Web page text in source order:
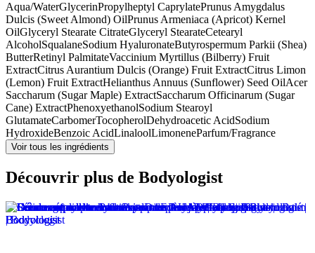
Aqua/WaterGlycerinPropylheptyl CaprylatePrunus Amygdalus
Dulcis (Sweet Almond) OilPrunus Armeniaca (Apricot) Kernel
OilGlyceryl Stearate CitrateGlyceryl StearateCetearyl
AlcoholSqualaneSodium HyaluronateButyrospermum Parkii (Shea)
ButterRetinyl PalmitateVaccinium Myrtillus (Bilberry) Fruit
ExtractCitrus Aurantium Dulcis (Orange) Fruit ExtractCitrus Limon
(Lemon) Fruit ExtractHelianthus Annuus (Sunflower) Seed OilAcer
Saccharum (Sugar Maple) ExtractSaccharum Officinarum (Sugar
Cane) ExtractPhenoxyethanolSodium Stearoyl
GlutamateCarbomerTocopherolDehydroacetic AcidSodium
HydroxideBenzoic AcidLinaloolLimoneneParfum/Fragrance
Voir tous les ingrédients
Découvrir plus de Bodyologist